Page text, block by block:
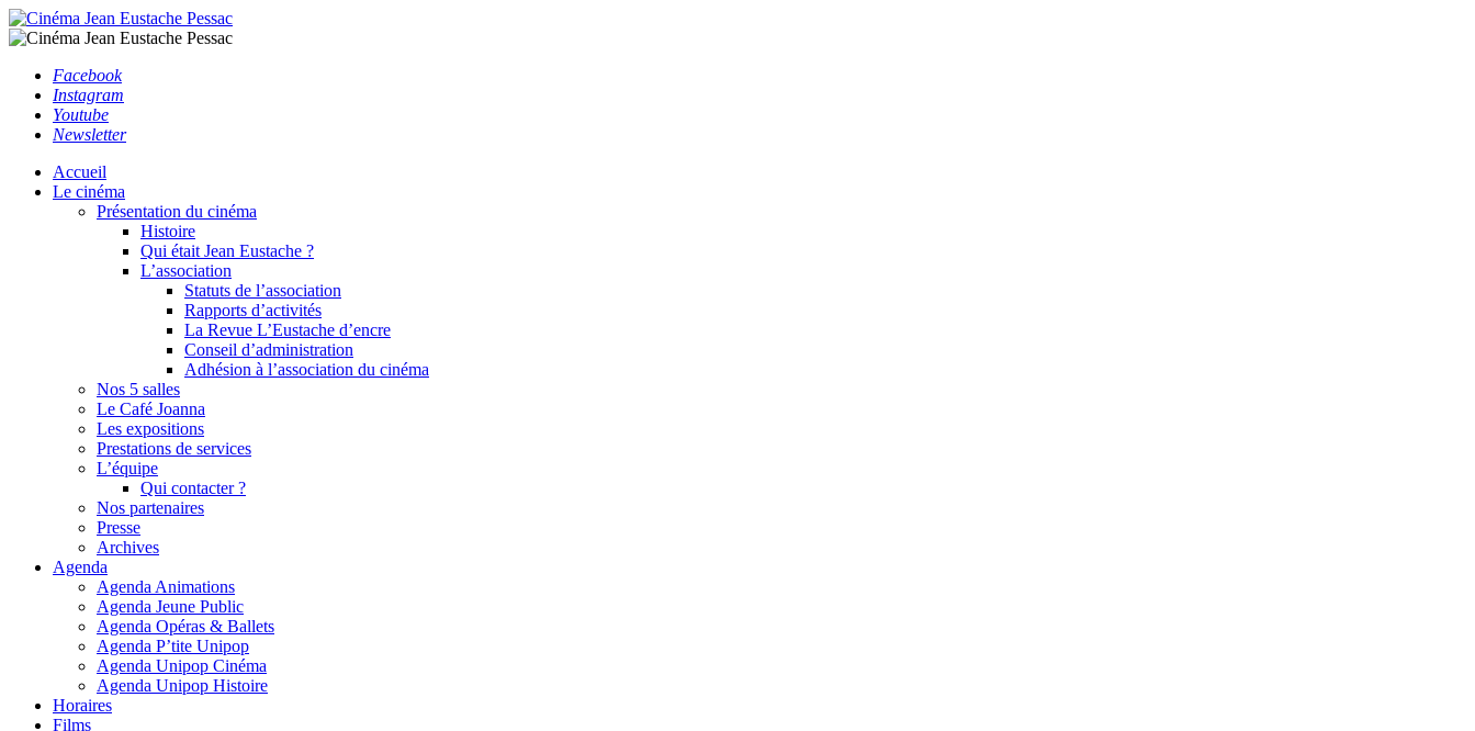
Facebook
Instagram
Youtube
Newsletter
Accueil
Le cinéma
Présentation du cinéma
Histoire
Qui était Jean Eustache ?
L’association
Statuts de l’association
Rapports d’activités
La Revue L’Eustache d’encre
Conseil d’administration
Adhésion à l’association du cinéma
Nos 5 salles
Le Café Joanna
Les expositions
Prestations de services
L’équipe
Qui contacter ?
Nos partenaires
Presse
Archives
Agenda
Agenda Animations
Agenda Jeune Public
Agenda Opéras & Ballets
Agenda P’tite Unipop
Agenda Unipop Cinéma
Agenda Unipop Histoire
Horaires
Films